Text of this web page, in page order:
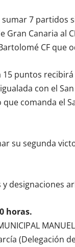
sumar 7
Gran Canaria al
CF que
15 puntos
con el
comanda el
su segunda
designaciones
horas.
(Delegación